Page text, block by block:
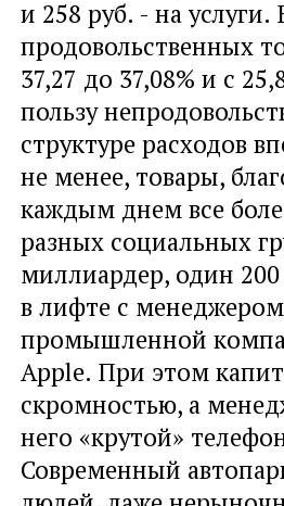
и 258 руб. - на
продовольственных
37,27 до 37,08% и с
пользу
структуре расходов
не менее, товары,
каждым днем все
разных социальных
миллиардер, один
в лифте с менеджером
промышленной
Apple. При этом
скромностью, а
него «крутой»
Современный